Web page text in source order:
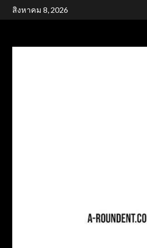
Skipสิงหาคม 8, 2026